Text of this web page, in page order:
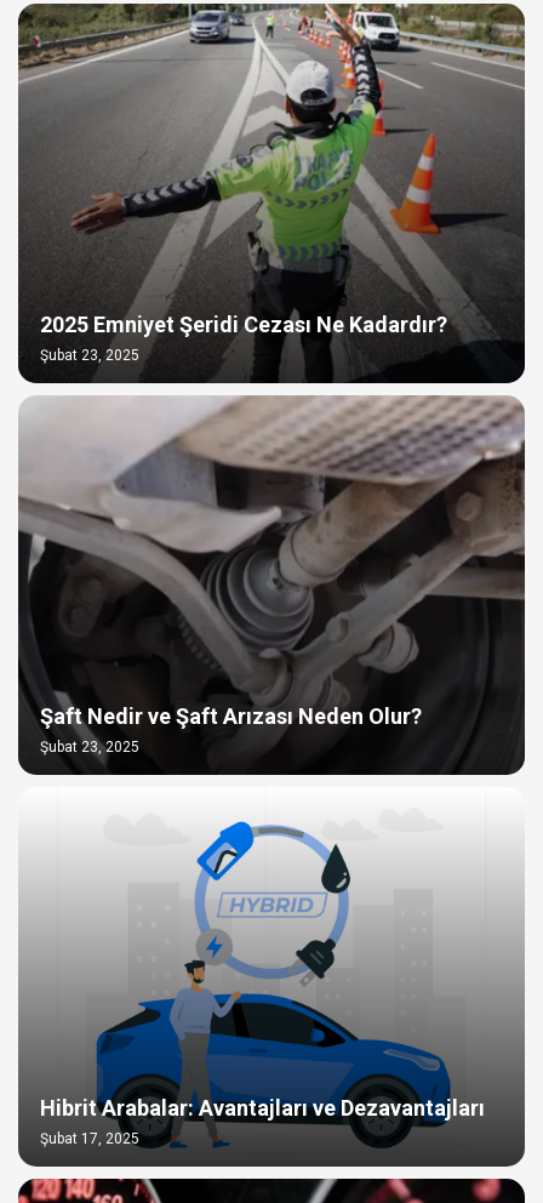
2025 Emniyet Şeridi Cezası Ne Kadardır?
Şubat 23, 2025
Şaft Nedir ve Şaft Arızası Neden Olur?
Şubat 23, 2025
Hibrit Arabalar: Avantajları ve Dezavantajları
Şubat 17, 2025